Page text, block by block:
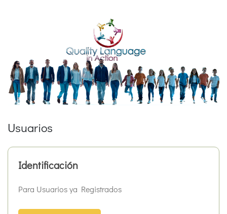
Usuarios
Identificación
Para Usuarios ya Registrados